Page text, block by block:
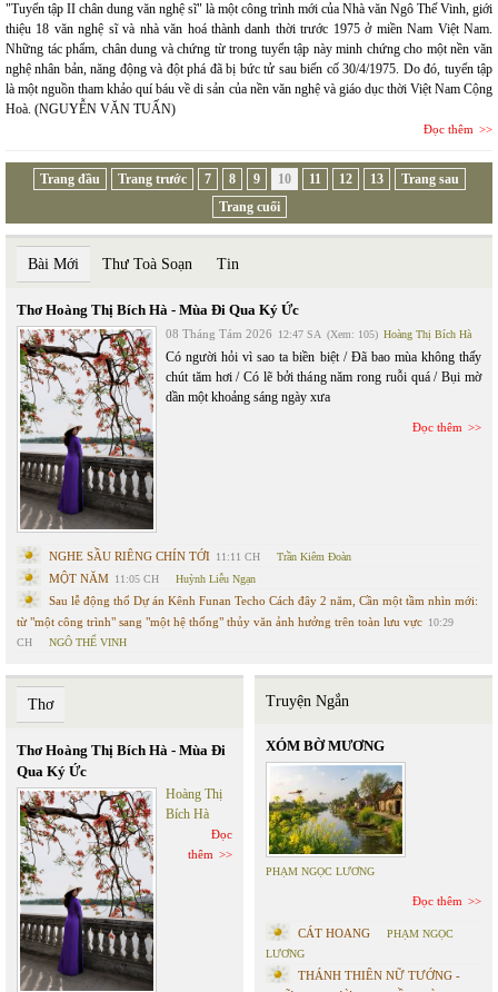
"Tuyển tập II chân dung văn nghệ sĩ" là một công trình mới của Nhà văn Ngô Thế Vinh, giới
thiệu 18 văn nghệ sĩ và nhà văn hoá thành danh thời trước 1975 ở miền Nam Việt Nam.
Những tác phẩm, chân dung và chứng từ trong tuyển tập này minh chứng cho một nền văn
nghệ nhân bản, năng động và đột phá đã bị bức tử sau biến cố 30/4/1975. Do đó, tuyển tập
là một nguồn tham khảo quí báu về di sản của nền văn nghệ và giáo dục thời Việt Nam Cộng
Hoà. (NGUYỄN VĂN TUẤN)
Đọc thêm
Trang đầu Trang trước 7 8 9 10 11 12 13
Trang sau
Trang cuối
Bài Mới Thư Toà Soạn Tin
Thơ Hoàng Thị Bích Hà - Mùa Đi Qua Ký Ức
08 Tháng Tám 2026 12:47 SA (Xem: 105) Hoàng Thị Bích Hà
Có người hỏi vì sao ta biền biệt / Đã bao mùa không thấy
chút tăm hơi / Có lẽ bởi tháng năm rong ruỗi quá / Bụi mờ
dần một khoảng sáng ngày xưa
Đọc thêm
NGHE SẦU RIÊNG CHÍN TỚI 11:11 CH Trần Kiêm Đoàn
MỘT NĂM 11:05 CH Huỳnh Liễu Ngạn
Sau lễ động thổ Dự án Kênh Funan Techo Cách đây 2 năm, Cần một tầm nhìn mới:
từ "một công trình" sang "một hệ thống" thủy văn ảnh hưởng trên toàn lưu vực 10:29
CH
NGÔ THẾ VINH
Thơ
Thơ Hoàng Thị Bích Hà - Mùa Đi
Qua Ký Ức
Hoàng Thị
Bích Hà
Đọc
thêm
Truyện Ngắn
XÓM BỜ MƯƠNG
PHẠM NGỌC LƯƠNG
Đọc thêm
CÁT HOANG
PHẠM NGỌC
LƯƠNG
THÁNH THIÊN NỮ TƯỚNG -